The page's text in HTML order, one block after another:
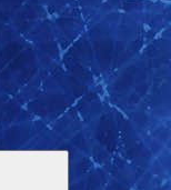
Развернуть
дочернее